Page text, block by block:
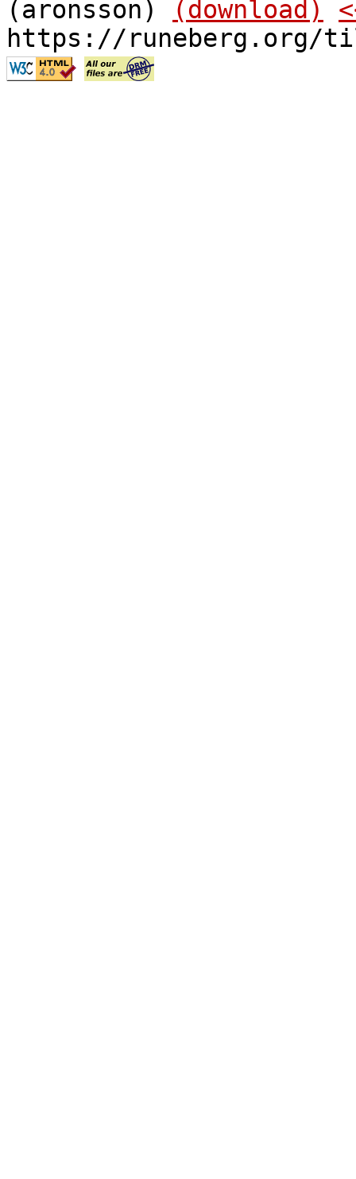
(aronsson) (download)
https://runeberg.org/